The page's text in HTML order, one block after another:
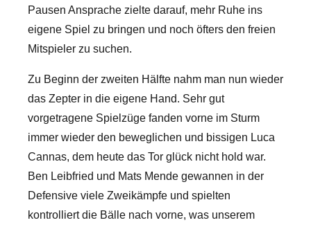
Pausen Ansprache zielte darauf, mehr Ruhe ins
eigene Spiel zu bringen und noch öfters den freien
Mitspieler zu suchen.
Zu Beginn der zweiten Hälfte nahm man nun wieder
das Zepter in die eigene Hand. Sehr gut
vorgetragene Spielzüge fanden vorne im Sturm
immer wieder den beweglichen und bissigen Luca
Cannas, dem heute das Tor glück nicht hold war.
Ben Leibfried und Mats Mende gewannen in der
Defensive viele Zweikämpfe und spielten
kontrolliert die Bälle nach vorne, was unserem